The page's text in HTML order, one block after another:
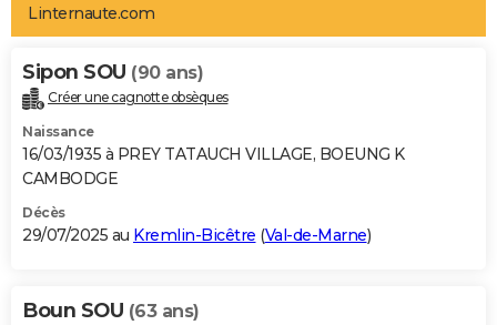
Art de vivre
Bien-être
Loisirs
Mode
Modes de vie
Alimentation
Guide de la santé
Maladies
Médicaments
Sommeil
VOYAGE
Destinations
City break
Voyage nature
Voyage de noces
Forum
Climat
+PHOTO
GUIDES D'ACHAT
BONS PLANS
DICTIONNAIRE
Linternaute.com
Sipon SOU (90 ans)
Créer une cagnotte obsèques
Naissance
16/03/1935 à PREY TATAUCH VILLAGE, BOEUNG K
CAMBODGE
Décès
29/07/2025 au Kremlin-Bicêtre (Val-de-Marne)
Boun SOU (63 ans)